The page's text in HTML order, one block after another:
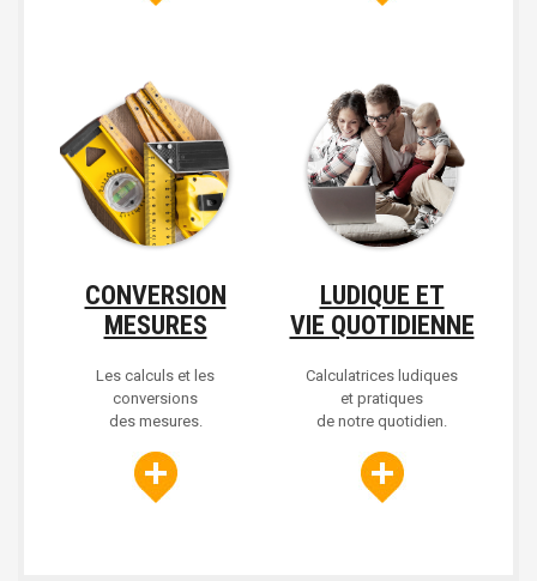
CONVERSION
MESURES
Les calculs et les
conversions
des mesures.
LUDIQUE ET
VIE QUOTIDIENNE
Calculatrices ludiques
et pratiques
de notre quotidien.